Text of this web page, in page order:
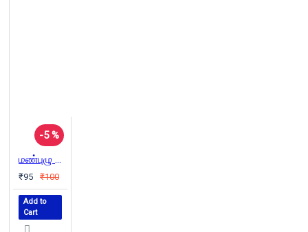
-5 %
மண்புழு என்னும் உழவன்
₹95 ₹100
Add to
Cart